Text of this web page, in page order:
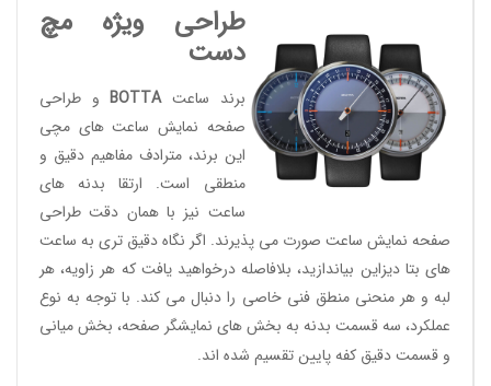
طراحی ویژه مچ
دست
برند ساعتBOTTAو طراحی
صفحه نمایش ساعت های مچی
این برند، مترادف مفاهیم دقیق و
منطقی است. ارتقا بدنه های
ساعت نیز با همان دقت طراحی
صفحه نمایش ساعت صورت می پذیرند. اگر نگاه دقیق تری به ساعت
های بتا دیزاین بیاندازید، بلافاصله درخواهید یافت که هر زاویه، هر
لبه و هر منحنی منطق فنی خاصی را دنبال می کند. با توجه به نوع
عملکرد، سه قسمت بدنه به بخش های نمایشگر صفحه، بخش میانی
و قسمت دقیق کفه پایین تقسیم شده اند.